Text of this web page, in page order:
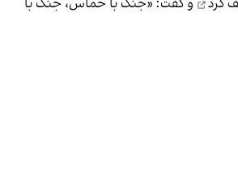
کرد
و گفت: «جنگ با حماس، جنگ با